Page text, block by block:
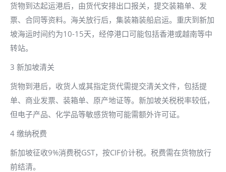
货物到达起运港后，由货代安排出口报关，提交装箱单、发
票、合同等资料。海关放行后，集装箱装船启运。重庆到新加
坡海运时间约为10-15天，经停港口可能包括香港或越南等中
转站。
3 新加坡清关
货物到港后，收货人或其指定货代需提交清关文件，包括提
单、商业发票、装箱单、原产地证等。新加坡关税税率较低，
但电子产品、化学品等敏感货物可能需额外许可证。
4 缴纳税费
新加坡征收9%消费税GST，按CIF价计税。税费需在货物放行
前结清。